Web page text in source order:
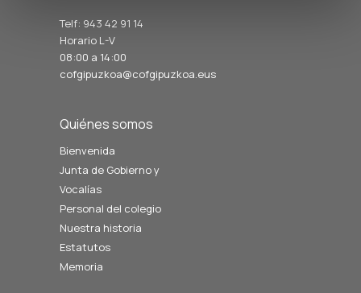
Telf: 943 42 91 14
Horario L-V
08:00 a 14:00
cofgipuzkoa@cofgipuzkoa.eus
Quiénes somos
Bienvenida
Junta de Gobierno y
Vocalías
Personal del colegio
Nuestra historia
Estatutos
Memoria